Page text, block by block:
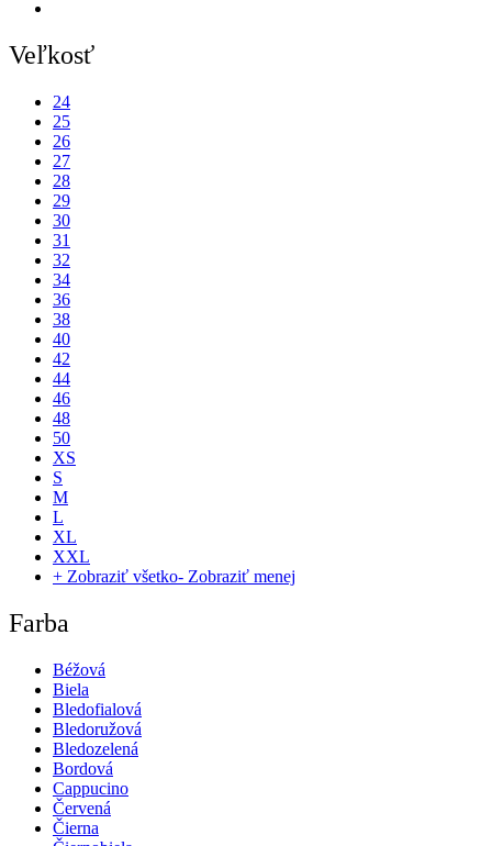
Veľkosť
24
25
26
27
28
29
30
31
32
34
36
38
40
42
44
46
48
50
XS
S
M
L
XL
XXL
+ Zobraziť všetko- Zobraziť menej
Farba
Béžová
Biela
Bledofialová
Bledoružová
Bledozelená
Bordová
Cappucino
Červená
Čierna